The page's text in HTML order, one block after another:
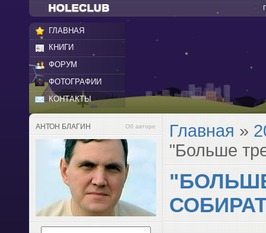
ГЛАВНАЯ
КНИГИ
ФОРУМ
ФОТОГРАФИИ
КОНТАКТЫ
АНТОН БЛАГИН Об авторе Главная »
"Больше